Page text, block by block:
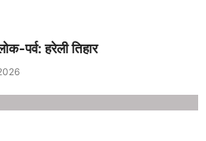
पर्व: हरेली तिहार